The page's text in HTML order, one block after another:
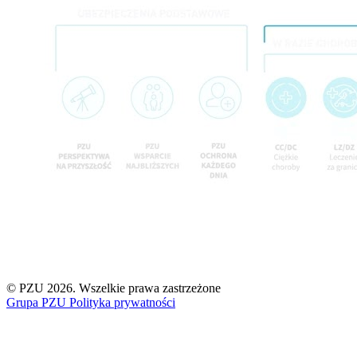
© PZU 2026. Wszelkie prawa zastrzeżone
Grupa PZU Polityka prywatności